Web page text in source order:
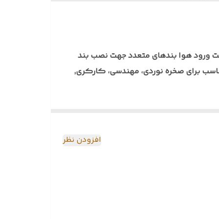
ورود هوا بندهای متعدد جهت نصب بند
یا مناسب برای صخره نوردی، مهندسی، کارکری,
افزودن نظر